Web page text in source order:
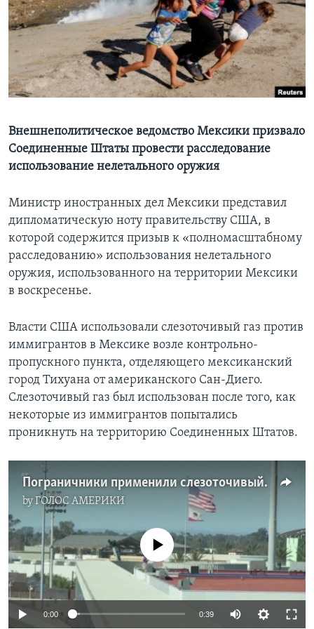
Learning English
СОЦИАЛЬНЫЕ СЕТИ
Языки
Внешнеполитическое ведомство Мексики призвало
Соединенные Штаты провести расследование
использование нелетального оружия
Министр иностранных дел Мексики представил
дипломатическую ноту правительству США, в
которой содержится призыв к «полномасштабному
расследованию» использования нелетального
оружия, использованного на территории Мексики
в воскресенье.
Власти США использовали слезоточивый газ против
иммигрантов в Мексике возле контрольно-
пропускного пункта, отделяющего мексиканский
город Тихуана от американского Сан-Диего.
Слезоточивый газ был использован после того, как
некоторые из иммигрантов попытались
проникнуть на территорию Соединенных Штатов.
Пограничники применили слезоточивый газ против мигрантов
byГОЛОС АМЕРИКИ
No media source currently available
0:00 0:39